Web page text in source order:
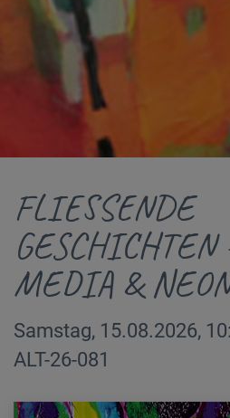
FLIESSENDE
MEDIA &
Samstag, 15.08.2026,
ALT-26-081